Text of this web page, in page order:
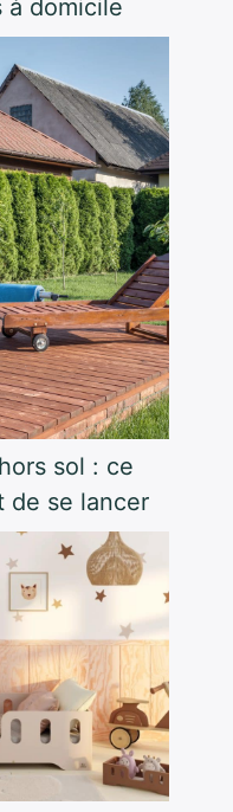
à domicile
sol : ce
de se lancer